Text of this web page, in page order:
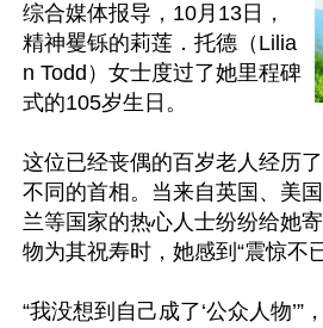
综合媒体报导，10月13日，
精神矍铄的莉莲．托德（Lilia
n Todd）女士度过了她里程碑
式的105岁生日。
这位已经丧偶的百岁老人经历
不同的首相。当来自英国、美
兰等国家的热心人士纷纷给她
物为其祝寿时，她感到“震惊不已
“我没想到自己成了‘公众人物’”